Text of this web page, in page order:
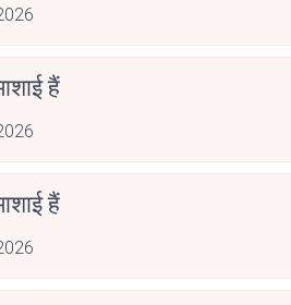
हैं
हैं